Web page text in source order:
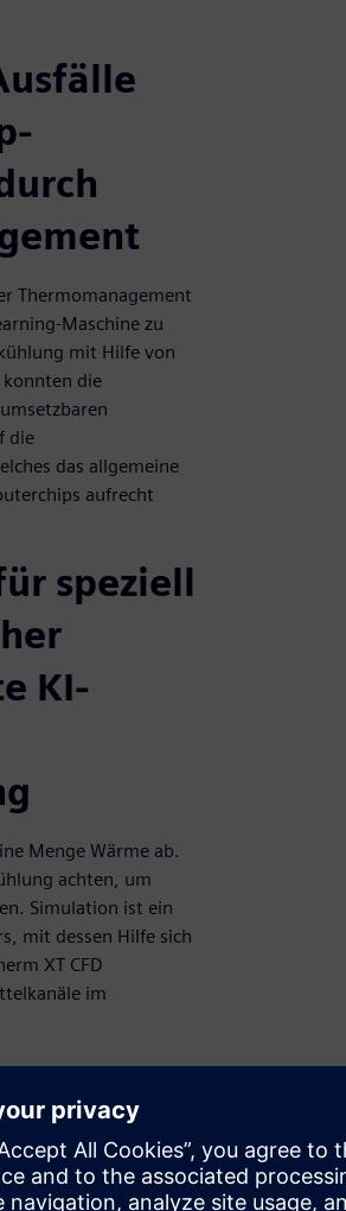
Thermomanagement
Maschine zu
mit Hilfe von
die
die
das allgemeine
aufrecht
speziell
KI-
Menge Wärme ab.
achten, um
Simulation ist ein
mit dessen Hilfe sich
XT CFD
im
der